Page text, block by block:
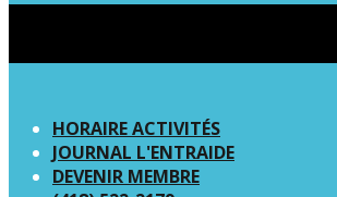
HORAIRE ACTIVITÉS
JOURNAL L'ENTRAIDE
DEVENIR MEMBRE